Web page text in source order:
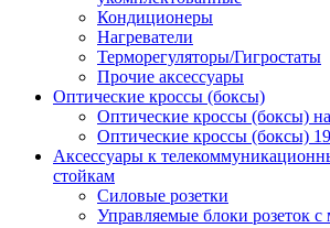
Кондиционеры
Нагреватели
Терморегуляторы/Гигростаты
Прочие аксессуары
Оптические кроссы (боксы)
Оптические кроссы (боксы)
Оптические кроссы (боксы)
Аксессуары к
стойкам
Силовые розетки
Управляемые блоки розеток